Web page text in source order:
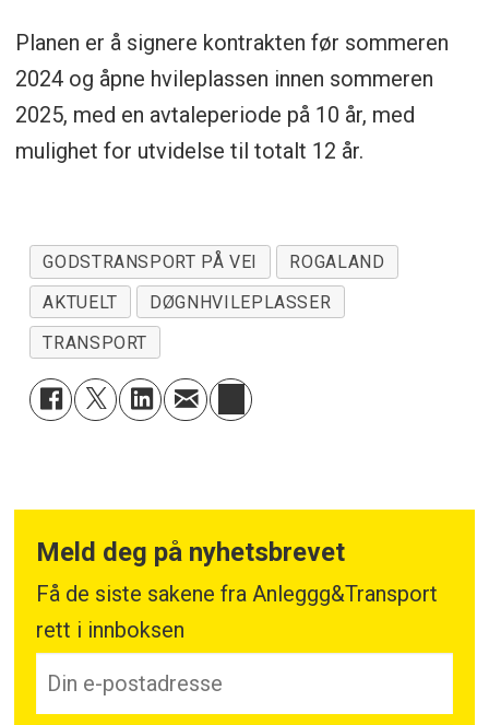
Planen er å signere kontrakten før sommeren
2024 og åpne hvileplassen innen sommeren
2025, med en avtaleperiode på 10 år, med
mulighet for utvidelse til totalt 12 år.
GODSTRANSPORT PÅ VEI
ROGALAND
AKTUELT
DØGNHVILEPLASSER
TRANSPORT
Meld deg på nyhetsbrevet
Få de siste sakene fra Anleggg&Transport
rett i innboksen